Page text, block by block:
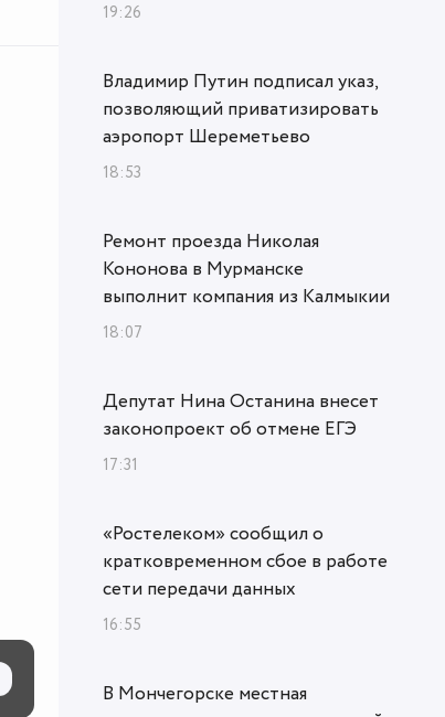
19:26
Владимир Путин подписал указ,
позволяющий приватизировать
аэропорт Шереметьево
18:53
Ремонт проезда Николая
Кононова в Мурманске
выполнит компания из Калмыкии
18:07
Депутат Нина Останина внесет
законопроект об отмене ЕГЭ
17:31
«Ростелеком» сообщил о
кратковременном сбое в работе
сети передачи данных
16:55
В Мончегорске местная